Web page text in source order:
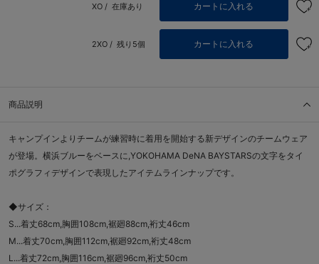
XO / 在庫あり カートに入れる
2XO / 残り5個 カートに入れる
商品説明
キャンプインよりチームが練習時に着用を開始する新デザインのチームウェア
が登場。横浜ブルーをベースに,YOKOHAMA DeNA BAYSTARSの文字をタイ
ポグラフィデザインで表現したアイテムラインナップです。
◆サイズ：
S...着丈68cm,胸囲108cm,裾廻88cm,裄丈46cm
M...着丈70cm,胸囲112cm,裾廻92cm,裄丈48cm
L...着丈72cm,胸囲116cm,裾廻96cm,裄丈50cm